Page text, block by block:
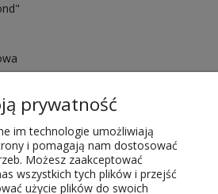
prywatność
im technologie umożliwiają
i pomagają nam dostosować
Możesz zaakceptować
wszystkich tych plików i przejść
użycie plików do swoich